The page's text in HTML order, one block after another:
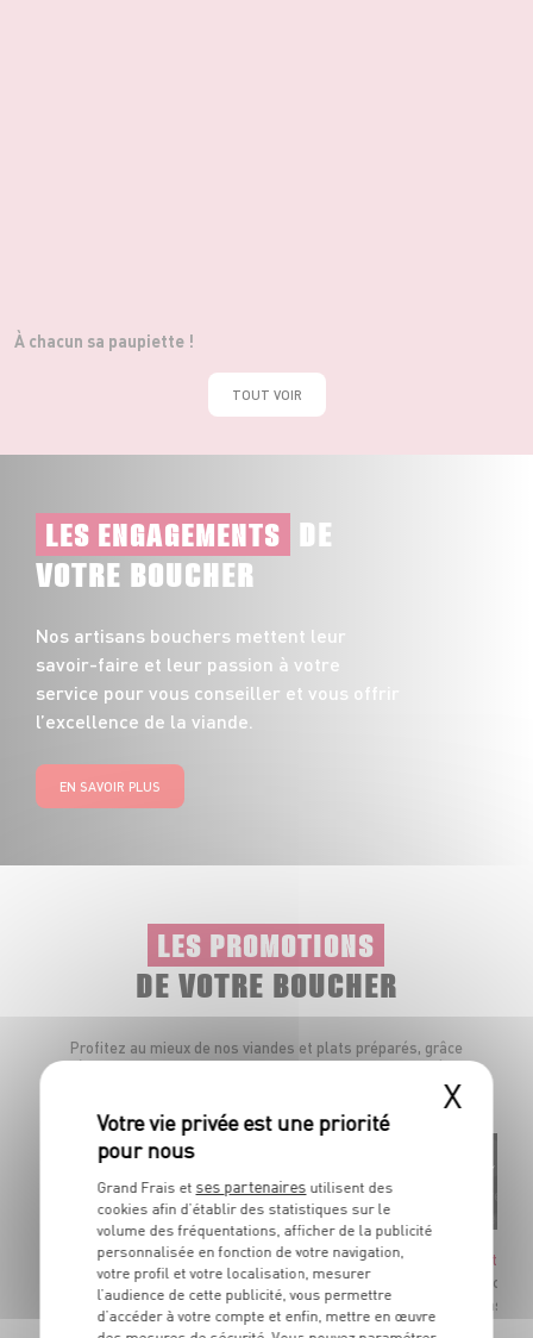
À chacun sa paupiette !
TOUT VOIR
LES ENGAGEMENTS DE
VOTRE BOUCHER
Nos artisans bouchers mettent leur
savoir-faire et leur passion à votre
service pour vous conseiller et vous offrir
l’excellence de la viande.
EN SAVOIR PLUS
LES PROMOTIONS
DE VOTRE BOUCHER
Profitez au mieux de nos viandes et plats préparés, grâce
à nos offres promotionnelles disponibles toute l’année.
Préparé et cuit
Sur place
Poulet fermier rôti
Entier ou découpé. Blanc ou jaune selon arrivage
Dans la limite des stocks disponibles
Plateau
Dans
X
Grand Frais et ses partenaires utilisent des
cookies afin d’établir des statistiques sur le
volume des fréquentations, afficher de la publicité
personnalisée en fonction de votre navigation,
votre profil et votre localisation, mesurer
l’audience de cette publicité, vous permettre
d’accéder à votre compte et enfin, mettre en œuvre